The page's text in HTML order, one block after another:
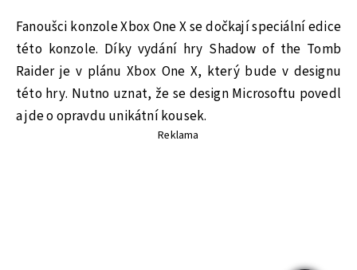
Fanoušci konzole Xbox One X se dočkají speciální edice
této konzole. Díky vydání hry Shadow of the Tomb
Raider je v plánu Xbox One X, který bude v designu
této hry. Nutno uznat, že se design Microsoftu povedl
a jde o opravdu unikátní kousek.
Reklama